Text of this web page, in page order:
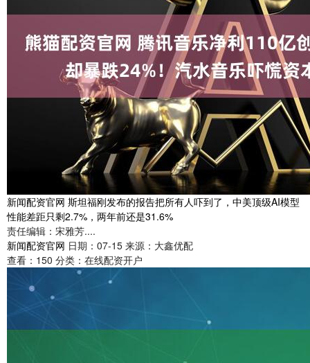
新闻配资官网 斯坦福刚发布的报告把所有人吓到了，中美顶级AI模型
性能差距只剩2.7%，两年前还是31.6%
责任编辑：宋雅芳....
新闻配资官网 日期：07-15 来源：大鑫优配
查看： 150 分类： 在线配资开户